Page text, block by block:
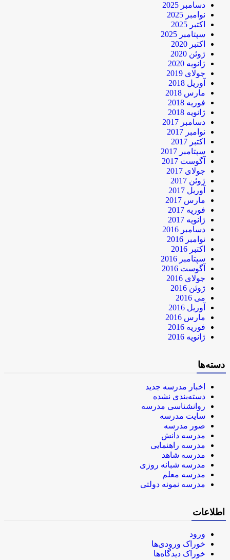
دسامبر 2025
نوامبر 2025
اکتبر 2025
سپتامبر 2025
اکتبر 2020
ژوئن 2020
ژانویه 2020
جولای 2019
آوریل 2018
مارس 2018
فوریه 2018
ژانویه 2018
دسامبر 2017
نوامبر 2017
اکتبر 2017
سپتامبر 2017
آگوست 2017
جولای 2017
ژوئن 2017
آوریل 2017
مارس 2017
فوریه 2017
ژانویه 2017
دسامبر 2016
نوامبر 2016
اکتبر 2016
سپتامبر 2016
آگوست 2016
جولای 2016
ژوئن 2016
می 2016
آوریل 2016
مارس 2016
فوریه 2016
ژانویه 2016
دسته‌ها
اخبار مدرسه جدید
دسته‌بندی نشده
روانشناسی مدرسه
سایت مدرسه
صور مدرسه
مدرسه دانش
مدرسه راهنمایی
مدرسه شاهد
مدرسه شبانه روزی
مدرسه معلم
مدرسه نمونه دولتی
اطلاعات
ورود
خوراک ورودی‌ها
خوراک دیدگاه‌ها